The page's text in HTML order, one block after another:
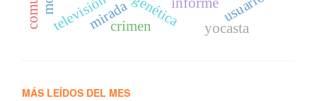
mirada
televisión
yocasta
crimen
MÁS LEÍDOS DEL MES